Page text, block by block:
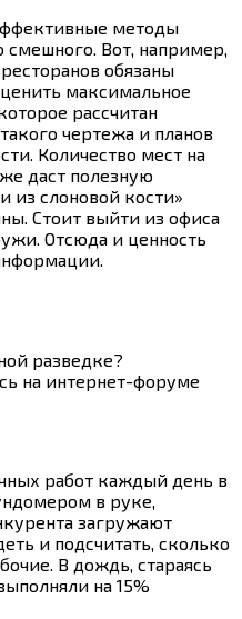
методы
Вот, например,
обязаны
максимальное
рассчитан
чертежа и планов
Количество мест на
даст полезную
из слоновой кости»
Стоит выйти из офиса
Отсюда и ценность
разведке?
на интернет-форуме
работ каждый день в
в руке,
загружают
и подсчитать, сколько
В дождь, стараясь
на 15%